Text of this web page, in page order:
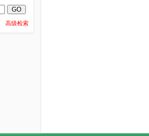
高级检索